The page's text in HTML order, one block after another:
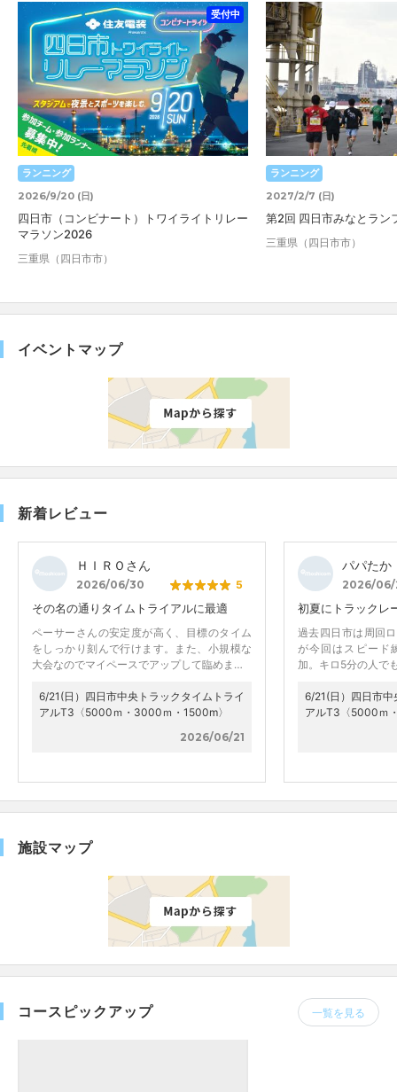
受付中
ランニング
2026/9/20 (日)
四日市（コンビナート）トワイライトリレー
マラソン2026
三重県（四日市市）
ランニング
2027/2/7 (日)
第2回 四日市みなとラン
三重県（四日市市）
イベントマップ
新着レビュー
ＨＩＲＯさん
2026/06/30 5
その名の通りタイムトライアルに最適
ペーサーさんの安定度が高く、目標のタイム
をしっかり刻んで行けます。また、小規模な
大会なのでマイペースでアップして臨めま…
6/21(日）四日市中央トラックタイムトライ
アルT3〈5000ｍ・3000ｍ・1500m〉
2026/06/21
パパたか
2026/06/
初夏にトラックレ
過去四日市は周回
が今回はスピード
加。キロ5分の人で
6/21(日）四日市
アルT3〈5000ｍ
施設マップ
コースピックアップ 一覧を見る